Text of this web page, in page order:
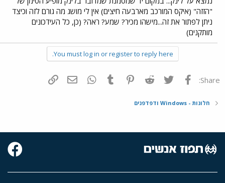
"הזזה" (איקס המורכב מארבעה חיצים) אין לי מושג מה גורם לזה וכיצד
ניתן לפתור את זה...מישהו מכיר? שמע? ראה? (כן, כל העידכונים
מותקנים)
You must log in or register to reply here.
Share: פייסבוק Twitter
Reddit
Pinterest
Tumblr
WhatsAppדואר אלקטרוני
חלונות - Windows ודפדפנים